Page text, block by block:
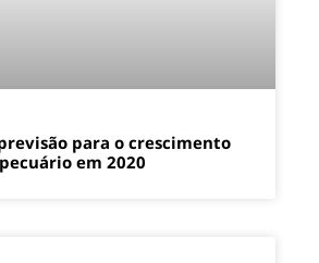
para o crescimento
em 2020